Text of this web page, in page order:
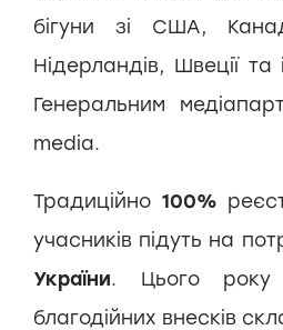
бігуни зі США,
Нідерландів, Швеції та
Генеральним
media.
Традиційно 100%
учасників підуть на
України. Цього року
благодійних внесків